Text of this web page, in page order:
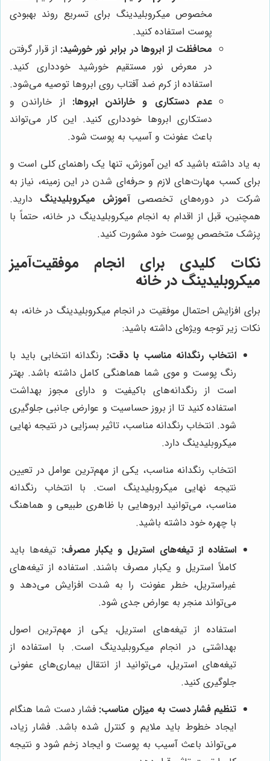
مخصوص میکروبلیدینگ برای تسریع روند بهبودی
پوست استفاده کنید.
محافظت از ابروها در برابر نور خورشید: از قرار گرفتن
در معرض نور مستقیم خورشید خودداری کنید.
استفاده از کرم ضد آفتاب روی ابروها توصیه می‌شود.
عدم دستکاری و خاراندن ابروها: از خاراندن و
دستکاری ابروها خودداری کنید. این کار می‌تواند
باعث عفونت و آسیب به پوست شود.
به یاد داشته باشید که این آموزش، تنها یک راهنمای کلی است و
برای کسب مهارت‌های لازم و حرفه‌ای شدن در این زمینه، نیاز به
شرکت در دوره‌های تخصصیآموزش میکروبلیدینگ دارید.
همچنین، قبل از اقدام به انجام میکروبلیدینگ در خانه، حتماً با
پزشک متخصص پوست خود مشورت کنید.
نکات کلیدی برای انجام موفقیت‌آمیز
میکروبلیدینگ در خانه
برای افزایش احتمال موفقیت در انجام میکروبلیدینگ در خانه، به
نکات زیر توجه ویژه‌ای داشته باشید:
انتخاب رنگدانه مناسب با دقت: رنگدانه انتخابی باید با
رنگ پوست و موی شما هماهنگی کامل داشته باشد. بهتر
است از رنگدانه‌های باکیفیت و دارای مجوز بهداشت
استفاده کنید تا از بروز حساسیت و عوارض جانبی جلوگیری
شود. انتخاب رنگدانه مناسب، تاثیر بسزایی در نتیجه نهایی
میکروبلیدینگ دارد.
انتخاب رنگدانه مناسب، یکی از مهم‌ترین عوامل در تعیین
نتیجه نهایی میکروبلیدینگ است. با انتخاب رنگدانه
مناسب، می‌توانید ابروهایی با ظاهری طبیعی و هماهنگ
با چهره خود داشته باشید.
استفاده از تیغه‌های استریل و یکبار مصرف: تیغه‌ها باید
کاملاً استریل و یکبار مصرف باشند. استفاده از تیغه‌های
غیراستریل، خطر عفونت را به شدت افزایش می‌دهد و
می‌تواند منجر به عوارض جدی شود.
استفاده از تیغه‌های استریل، یکی از مهم‌ترین اصول
بهداشتی در انجام میکروبلیدینگ است. با استفاده از
تیغه‌های استریل، می‌توانید از انتقال بیماری‌های عفونی
جلوگیری کنید.
تنظیم فشار دست به میزان مناسب: فشار دست شما هنگام
ایجاد خطوط باید ملایم و کنترل شده باشد. فشار زیاد،
می‌تواند باعث آسیب به پوست و ایجاد زخم شود و نتیجه